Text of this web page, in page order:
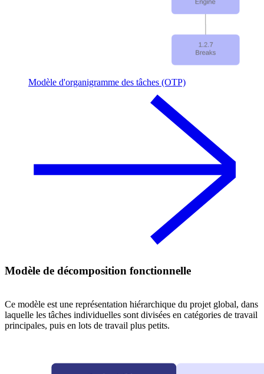
Modèle d'organigramme des tâches (OTP)
Modèle de décomposition fonctionnelle
Ce modèle est une représentation hiérarchique du projet global, dans
laquelle les tâches individuelles sont divisées en catégories de travail
principales, puis en lots de travail plus petits.